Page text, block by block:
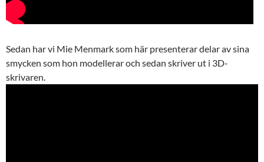
Sedan har vi Mie Menmark som här presenterar delar av sina
smycken som hon modellerar och sedan skriver ut i 3D-
skrivaren.